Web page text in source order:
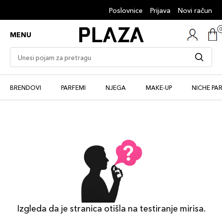
Poslovnice Prijava Novi račun
MENU
BRENDOVI PARFEMI NJEGA MAKE-UP NICHE
Izgleda da je stranica otišla na testiranje mirisa.